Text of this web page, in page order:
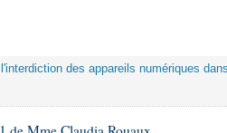
des appareils numériques